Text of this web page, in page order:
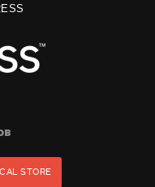
STORE